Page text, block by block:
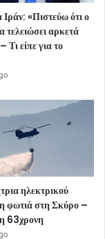
«Πιστεύω ότι ο
τελειώσει αρκετά
Τι είπε για το
ηλεκτρικού
φωτιά στη Σκύρο –
63χρονη